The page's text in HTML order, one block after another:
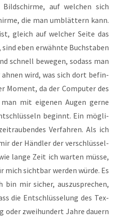
Bild­schir­me, auf wel­chen sich
die man umblät­tern kann.
gleich auf wel­cher Sei­te das
eben erwähn­te Buch­sta­ben
schnell bewe­gen, sodass man
wird, was sich dort befin­
Moment, da der Com­pu­ter des
mit eige­nen Augen ger­ne
beginnt. Ein mög­li­
Ver­fah­ren. Als ich
der Händ­ler der ver­schlüs­sel­
lan­ge Zeit ich war­ten müs­se,
mich sicht­bar wer­den wür­de. Es
bin mir sicher, aus­zu­spre­chen,
die Ent­schlüs­se­lung des Tex­
oder zwei­hun­dert Jah­re dau­ern